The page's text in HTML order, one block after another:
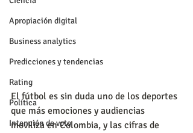
Apropiación digital
Business analytics
Predicciones y tendencias
Rating
Política
Intención de voto
El fútbol es sin duda uno de los deportes
que más emociones y audiencias
moviliza en Colombia, y las cifras de